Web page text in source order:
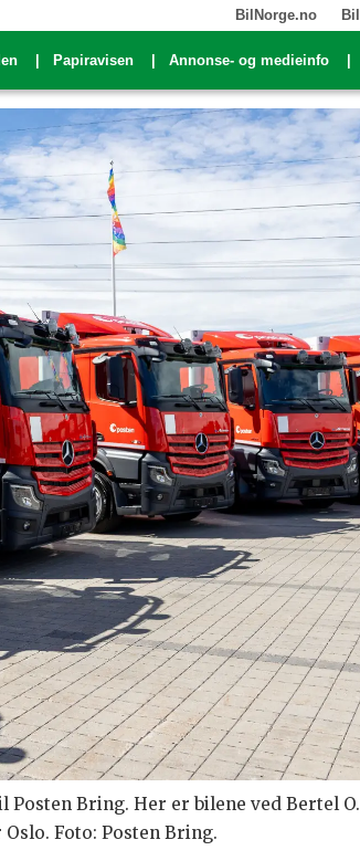
BilNorge.no
Papiravisen Annonse- og medieinfo
Posten Bring. Her er bilene ved Bertel
Foto: Posten Bring.